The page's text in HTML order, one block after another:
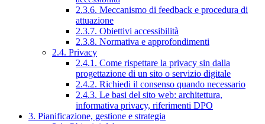
2.3.6. Meccanismo di feedback e procedura di
attuazione
2.3.7. Obiettivi accessibilità
2.3.8. Normativa e approfondimenti
2.4. Privacy
2.4.1. Come rispettare la privacy sin dalla
progettazione di un sito o servizio digitale
2.4.2. Richiedi il consenso quando necessario
2.4.3. Le basi del sito web: architettura,
informativa privacy, riferimenti DPO
3. Pianificazione, gestione e strategia